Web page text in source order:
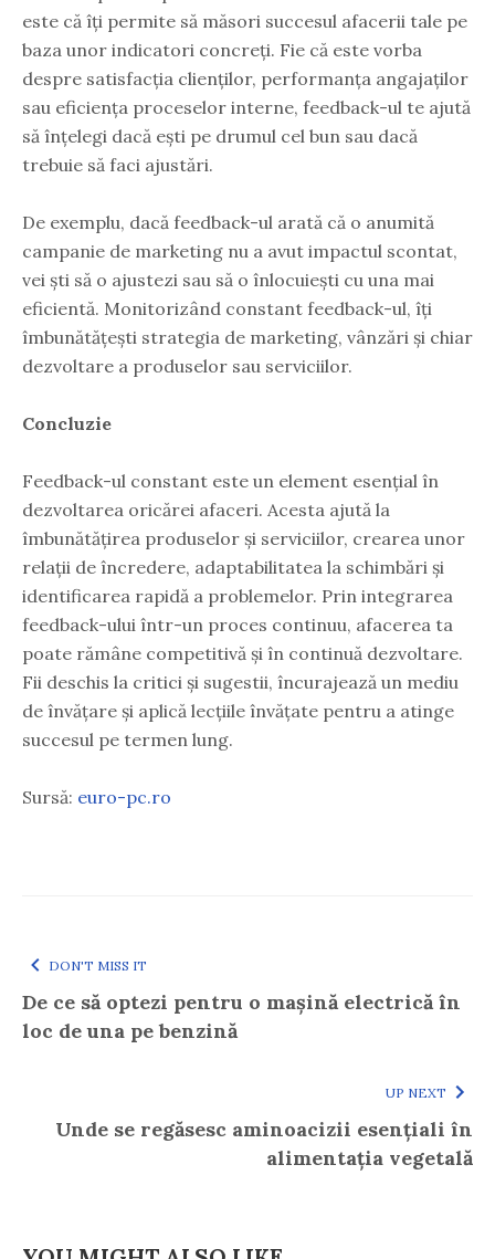
este că îți permite să măsori succesul afacerii tale pe
baza unor indicatori concreți. Fie că este vorba
despre satisfacția clienților, performanța angajaților
sau eficiența proceselor interne, feedback-ul te ajută
să înțelegi dacă ești pe drumul cel bun sau dacă
trebuie să faci ajustări.
De exemplu, dacă feedback-ul arată că o anumită
campanie de marketing nu a avut impactul scontat,
vei ști să o ajustezi sau să o înlocuiești cu una mai
eficientă. Monitorizând constant feedback-ul, îți
îmbunătățești strategia de marketing, vânzări și chiar
dezvoltare a produselor sau serviciilor.
Concluzie
Feedback-ul constant este un element esențial în
dezvoltarea oricărei afaceri. Acesta ajută la
îmbunătățirea produselor și serviciilor, crearea unor
relații de încredere, adaptabilitatea la schimbări și
identificarea rapidă a problemelor. Prin integrarea
feedback-ului într-un proces continuu, afacerea ta
poate rămâne competitivă și în continuă dezvoltare.
Fii deschis la critici și sugestii, încurajează un mediu
de învățare și aplică lecțiile învățate pentru a atinge
succesul pe termen lung.
Sursă: euro-pc.ro
DON'T MISS IT
De ce să optezi pentru o mașină electrică în
loc de una pe benzină
UP NEXT
Unde se regăsesc aminoacizii esențiali în
alimentația vegetală